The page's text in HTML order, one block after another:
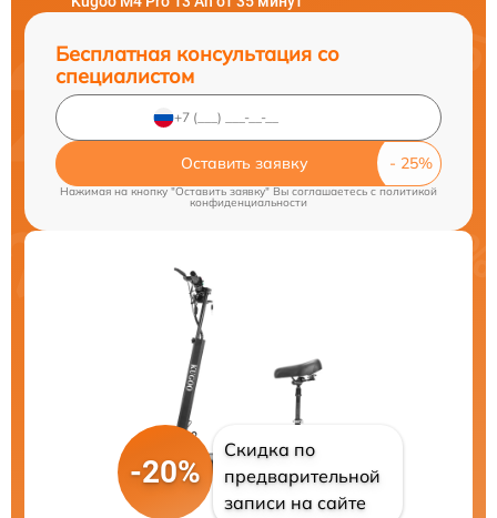
Бесплатная консультация со
специалистом
Оставить заявку
Нажимая на кнопку "Оставить заявку" Вы соглашаетесь cполитикой
конфиденциальности
-20%
Скидка по
предварительной
записи на сайте